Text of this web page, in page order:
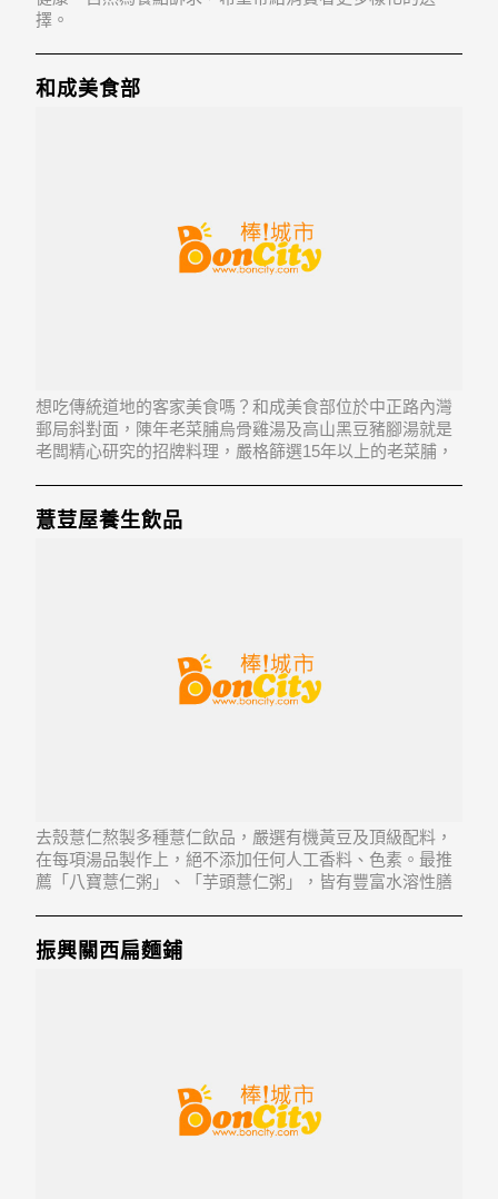
擇。
和成美食部
想吃傳統道地的客家美食嗎？和成美食部位於中正路內灣
郵局斜對面，陳年老菜脯烏骨雞湯及高山黑豆豬腳湯就是
老闆精心研究的招牌料理，嚴格篩選15年以上的老菜脯，
薏荳屋養生飲品
去殼薏仁熬製多種薏仁飲品，嚴選有機黃豆及頂級配料，
在每項湯品製作上，絕不添加任何人工香料、色素。最推
薦「八寶薏仁粥」、「芋頭薏仁粥」，皆有豐富水溶性膳
振興關西扁麵鋪